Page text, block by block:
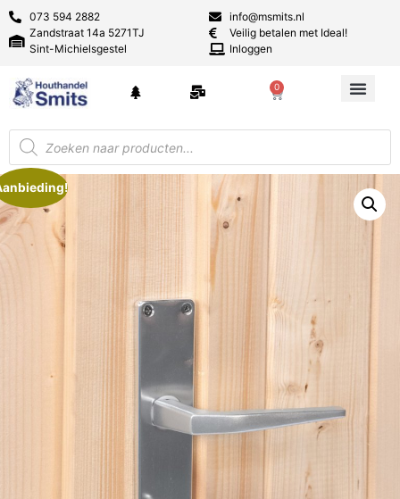
073 594 2882
Zandstraat 14a 5271TJ
Sint-Michielsgestel
info@msmits.nl
Veilig betalen met Ideal!
Inloggen
0